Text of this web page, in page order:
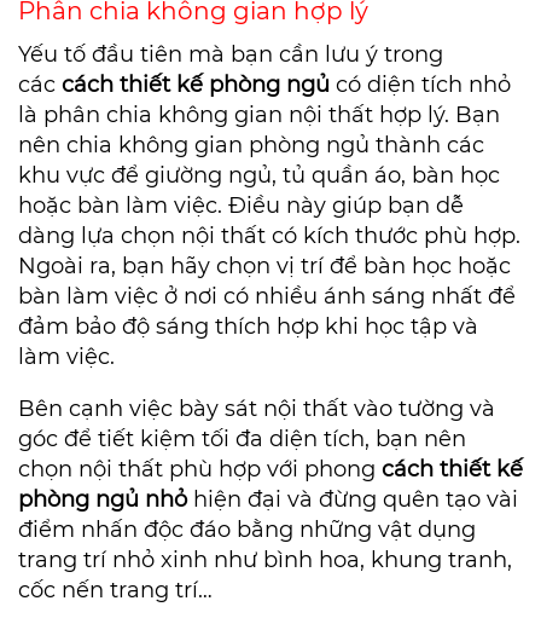
Phân chia không gian hợp lý
Yếu tố đầu tiên mà bạn cần lưu ý trong
các cách thiết kế phòng ngủ có diện tích nhỏ
là phân chia không gian nội thất hợp lý. Bạn
nên chia không gian phòng ngủ thành các
khu vực để giường ngủ, tủ quần áo, bàn học
hoặc bàn làm việc. Điều này giúp bạn dễ
dàng lựa chọn nội thất có kích thước phù hợp.
Ngoài ra, bạn hãy chọn vị trí để bàn học hoặc
bàn làm việc ở nơi có nhiều ánh sáng nhất để
đảm bảo độ sáng thích hợp khi học tập và
làm việc.
Bên cạnh việc bày sát nội thất vào tường và
góc để tiết kiệm tối đa diện tích, bạn nên
chọn nội thất phù hợp với phong cách thiết kế
phòng ngủ nhỏhiện đại và đừng quên tạo vài
điểm nhấn độc đáo bằng những vật dụng
trang trí nhỏ xinh như bình hoa, khung tranh,
cốc nến trang trí…